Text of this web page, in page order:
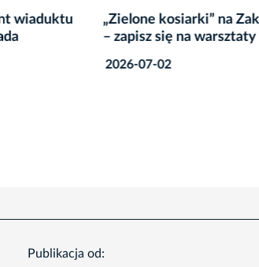
„Zielone kosiarki” na Zakrzówku
– zapisz się na warsztaty
Publikacja od: